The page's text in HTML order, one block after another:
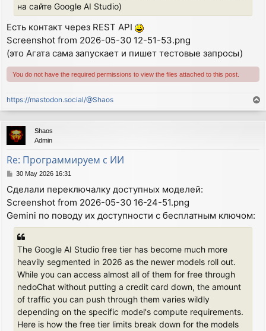
на сайте Google AI Studio)
Есть контакт через REST API
Screenshot from 2026-05-30 12-51-53.png
(это Агата сама запускает и пишет тестовые запросы)
You do not have the required permissions to view the files attached to this post.
https://mastodon.social/@Shaos
o
p
Shaos
Admin
Re: Программируем с ИИ
P
s
t
30 May 2026 16:31
Сделали переключалку доступных моделей:
Screenshot from 2026-05-30 16-24-51.png
Gemini по поводу их доступности с бесплатным ключом:
The Google AI Studio free tier has become much more
heavily segmented in 2026 as the newer models roll out.
While you can access almost all of them for free through
nedoChat without putting a credit card down, the amount
of traffic you can push through them varies wildly
depending on the specific model's compute requirements.
Here is how the free tier limits break down for the models